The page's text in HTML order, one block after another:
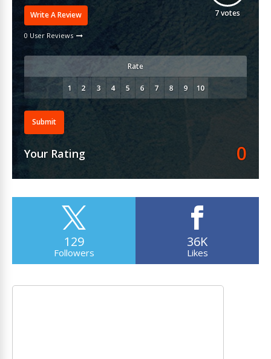
Write A Review
0 User Reviews
7votes
Rate
Submit
Your Rating 0
129
Followers
36K
Likes